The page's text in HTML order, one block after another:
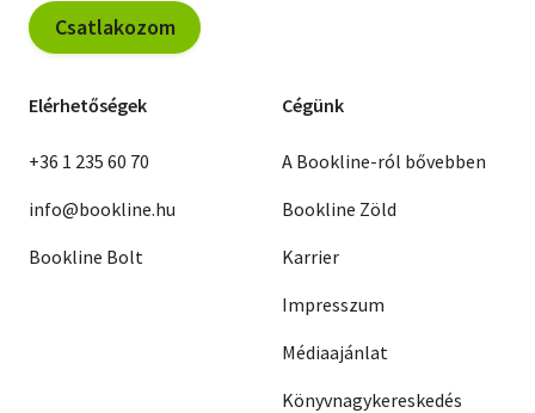
Csatlakozom
Elérhetőségek
+36 1 235 60 70
info@bookline.hu
Bookline Bolt
Cégünk
A Bookline-ról bővebben
Bookline Zöld
Karrier
Impresszum
Médiaajánlat
Könyvnagykereskedés